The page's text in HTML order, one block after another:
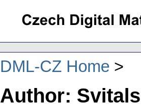
DML-CZ Home
Author: